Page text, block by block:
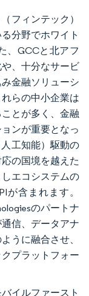
フィンテック）
分野でホワイト
、GCCと北アフ
、十分なサービ
金融ソリューシ
らの中小企業は
とが多く、金融
ンが重要となっ
工知能）駆動の
の国境を越えた
エコシステムの
が含まれます。
のパートナ
信、データアナ
うに融合させ、
プラットフォー
イルファースト